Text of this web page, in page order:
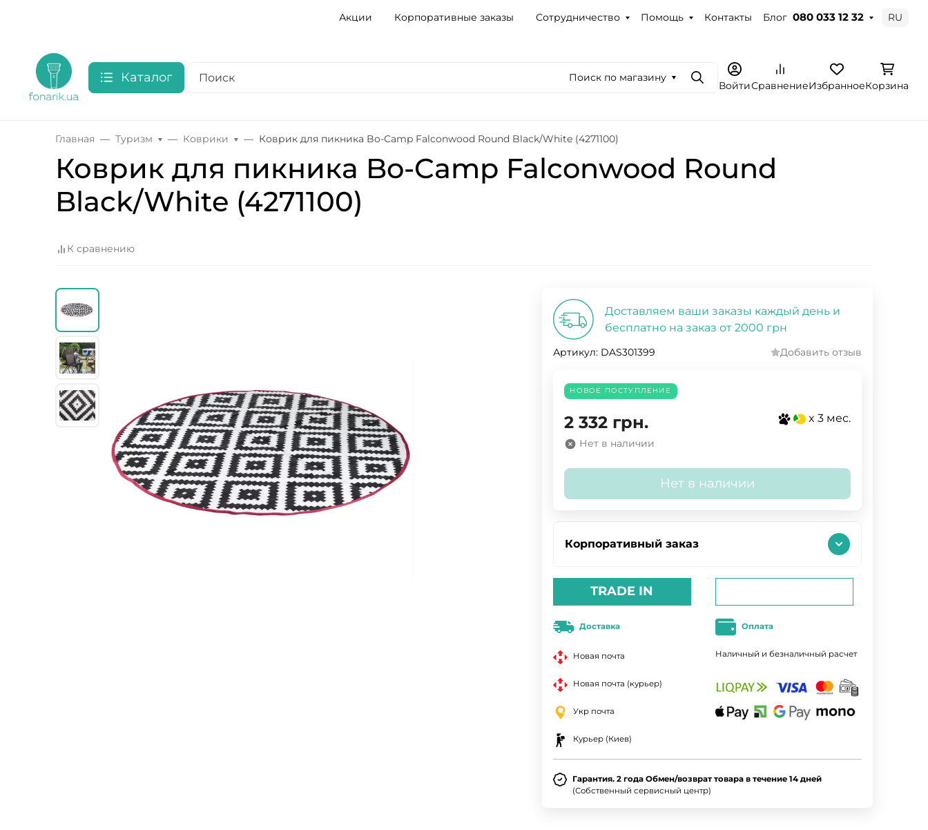
Акции Корпоративные заказы Сотрудничество Помощь Контакты Блог 080 033 12 32 RU
Каталог Поиск по магазину
ПоискВойтиСравнениеИзбранноеКорзина
Главная Туризм Коврики Коврик для пикника Bo-Camp Falconwood Round Black/White (4271100)
Коврик для пикника Bo-Camp Falconwood Round
Black/White (4271100)
К сравнению
Доставляем ваши заказы каждый день и
бесплатно на заказ от 2000 грн
Артикул: DAS301399 Добавить отзыв
НОВОЕ ПОСТУПЛЕНИЕ
2 332 грн. x 3 мес.
Нет в наличии
Нет в наличии
Корпоративный заказ
TRADE IN
Доставка
Новая почта
Новая почта (курьер)
Укр почта
Курьер (Киев)
Оплата
Наличный и безналичный расчет
Гарантия. 2 года Обмен/возврат товара в течение 14 дней
(Собственный сервисный центр)